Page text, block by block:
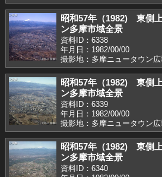
昭和57年（1982) 東側
ン多摩市域全景
資料ID：6338
年月日：1982/00/00
撮影地：多摩ニュータウン
昭和57年（1982) 東側
ン多摩市域全景
資料ID：6339
年月日：1982/00/00
撮影地：多摩ニュータウン
昭和57年（1982) 東側
ン多摩市域全景
資料ID：6340